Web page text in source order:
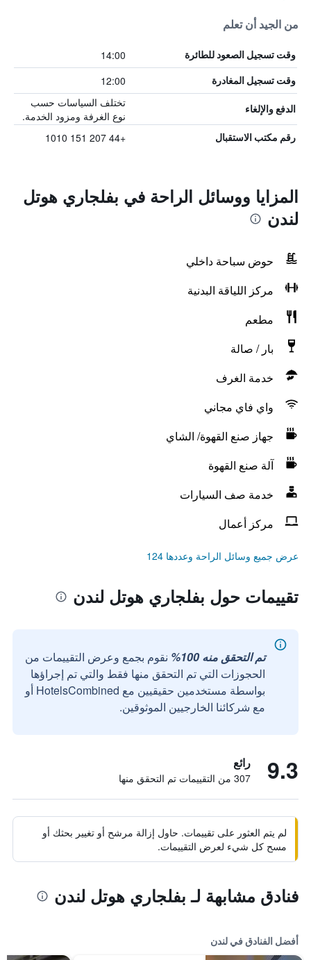
من الجيد أن تعلم
وقت تسجيل الصعود للطائرة 14:00
وقت تسجيل المغادرة 12:00
الدفع والإلغاء
تختلف السياسات حسب
نوع الغرفة ومزود الخدمة.
رقم مكتب الاستقبال +44 207 151 1010
المزايا ووسائل الراحة في بفلجاري هوتل
لندن
حوض سباحة داخلي
مركز اللياقة البدنية
مطعم
بار / صالة
خدمة الغرف
واي فاي مجاني
جهاز صنع القهوة/ الشاي
آلة صنع القهوة
خدمة صف السيارات
مركز أعمال
عرض جميع وسائل الراحة وعددها 124
تقييمات حول بفلجاري هوتل لندن
تم التحقق منه 100%
نقوم بجمع وعرض التقييمات من
الحجوزات التي تم التحقق منها فقط والتي تم إجراؤها
بواسطة مستخدمين حقيقيين مع HotelsCombined أو
مع شركائنا الخارجيين الموثوقين.
9.3 رائع
307 من التقييمات تم التحقق منها
لم يتم العثور على تقييمات. حاول إزالة مرشح أو تغيير بحثك أو
مسح كل شيء لعرض التقييمات.
فنادق مشابهة لـ بفلجاري هوتل لندن
أفضل الفنادق في لندن